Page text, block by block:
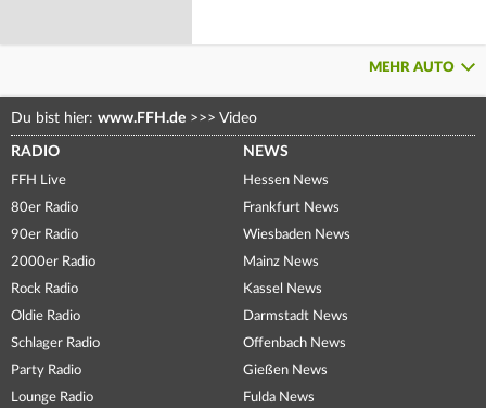
MEHR AUTO
Du bist hier: www.FFH.de >>> Video
RADIO
FFH Live
80er Radio
90er Radio
2000er Radio
Rock Radio
Oldie Radio
Schlager Radio
Party Radio
Lounge Radio
NEWS
Hessen News
Frankfurt News
Wiesbaden News
Mainz News
Kassel News
Darmstadt News
Offenbach News
Gießen News
Fulda News